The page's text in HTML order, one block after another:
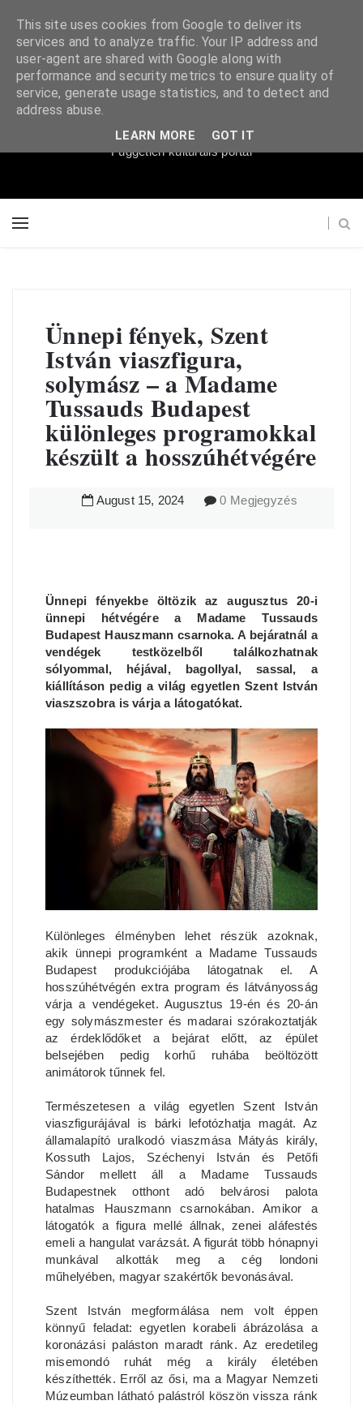
Súgópéldány
Független kulturális portál
Ünnepi fények, Szent
István viaszfigura,
solymász – a Madame
Tussauds Budapest
különleges programokkal
készült a hosszúhétvégére
August 15, 2024 0 Megjegyzés
Ünnepi fényekbe öltözik az augusztus 20-i
ünnepi hétvégére a Madame Tussauds
Budapest Hauszmann csarnoka. A bejáratnál a
vendégek testközelből találkozhatnak
sólyommal, héjával, bagollyal, sassal, a
kiállításon pedig a világ egyetlen Szent István
viaszszobra is várja a látogatókat.
Különleges élményben lehet részük azoknak,
akik ünnepi programként a Madame Tussauds
Budapest produkciójába látogatnak el. A
hosszúhétvégén extra program és látványosság
várja a vendégeket. Augusztus 19-én és 20-án
egy solymászmester és madarai szórakoztatják
az érdeklődőket a bejárat előtt, az épület
belsejében pedig korhű ruhába beöltözött
animátorok tűnnek fel.
Természetesen a világ egyetlen Szent István
viaszfigurájával is bárki lefotózhatja magát. Az
államalapító uralkodó viaszmása Mátyás király,
Kossuth Lajos, Széchenyi István és Petőfi
Sándor mellett áll a Madame Tussauds
Budapestnek otthont adó belvárosi palota
hatalmas Hauszmann csarnokában. Amikor a
látogatók a figura mellé állnak, zenei aláfestés
emeli a hangulat varázsát. A figurát több hónapnyi
munkával alkották meg a cég londoni
műhelyében, magyar szakértők bevonásával.
Szent István megformálása nem volt éppen
könnyű feladat: egyetlen korabeli ábrázolása a
koronázási paláston maradt ránk. Az eredetileg
misemondó ruhát még a király életében
készíthették. Erről az ősi, ma a Magyar Nemzeti
Múzeumban látható palástról köszön vissza ránk
This site uses cookies from Google to deliver its
services and to analyze traffic. Your IP address and
user-agent are shared with Google along with
performance and security metrics to ensure quality of
service, generate usage statistics, and to detect and
address abuse.
LEARN MORE GOT IT